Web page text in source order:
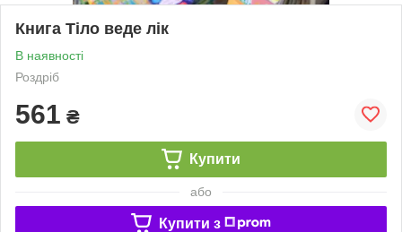
Книга Тіло веде лік
В наявності
Роздріб
561 ₴
Купити
або
Купити з